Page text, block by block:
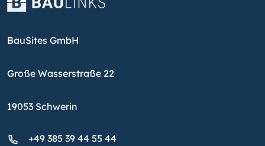
BauSites GmbH
Große Wasserstraße 22
19053 Schwerin
+49 385 39 44 55 44